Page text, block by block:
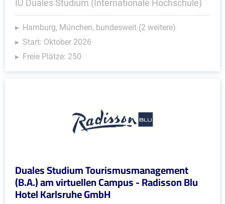
IU Duales Studium (Internationale Hochschule)
Hamburg, München, bundesweit (2 weitere)
Start: Oktober 2026
Freie Plätze: 250
Duales Studium Tourismusmanagement
(B.A.) am virtuellen Campus - Radisson Blu
Hotel Karlsruhe GmbH